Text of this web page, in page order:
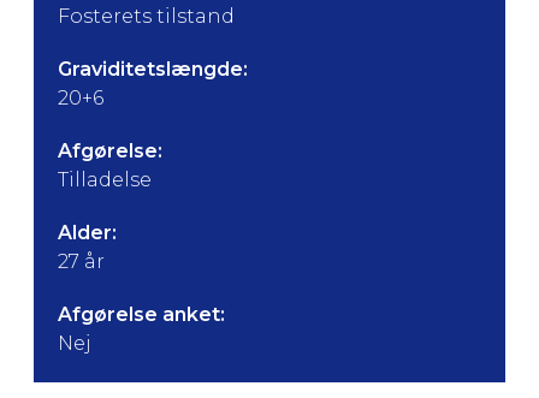
Fosterets tilstand
Graviditetslængde:
20+6
Afgørelse:
Tilladelse
Alder:
27 år
Afgørelse anket:
Nej